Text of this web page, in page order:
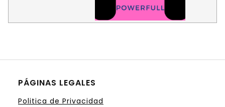
PÁGINAS LEGALES
Politica de Privacidad